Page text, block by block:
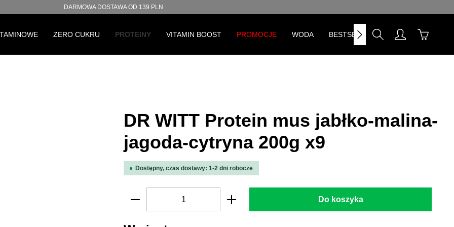
DARMOWA DOSTAWA OD 139 PLN
ZERO CUKRU PROTEINY VITAMIN BOOST PROMOCJE WODA BESTSELLERY
DR WITT Protein mus jabłko-malina-
jagoda-cytryna 200g x9
Dostępny, czas dostawy: 1-2 dni robocze
Ilość produktu: Wprowadź żądaną ilość lub użyj
Do koszyka
Pomiń galerię produktów